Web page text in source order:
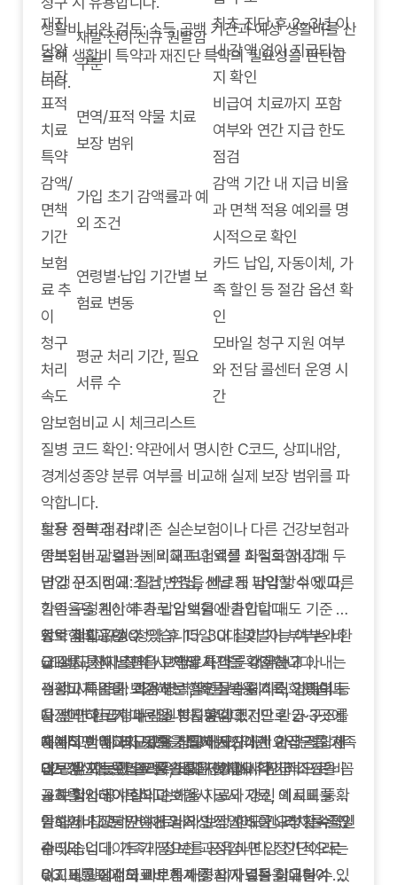
생활비 보완 검토: 소득 공백 기간과 예상 생활비를 산
출해 생활비 특약과 재진단 특약의 필요성을 판단합
니다.
재진
단암
보장
재발·전이·신규 원발암
구분
최초 진단 후 2~3년 이
내 감액 없이 지급되는
지 확인
표적
치료
특약
면역/표적 약물 치료
보장 범위
비급여 치료까지 포함
여부와 연간 지급 한도
점검
감액/
면책
기간
가입 초기 감액률과 예
외 조건
감액 기간 내 지급 비율
과 면책 적용 예외를 명
시적으로 확인
보험
료 추
이
연령별·납입 기간별 보
험료 변동
카드 납입, 자동이체, 가
족 할인 등 절감 옵션 확
인
청구
처리
속도
평균 처리 기간, 필요
서류 수
모바일 청구 지원 여부
와 전담 콜센터 운영 시
간
암보험비교 시 체크리스트
질병 코드 확인: 약관에서 명시한 C코드, 상피내암,
경계성종양 분류 여부를 비교해 실제 보장 범위를 파
악합니다.
보장 중복 점검: 기존 실손보험이나 다른 건강보험과
중복되는 담보는 제외해 보험료를 최적화합니다.
납입 구조 비교: 월납, 연납, 선납 등 납입 방식에 따른
할인율을 계산해 총 납입액을 산출합니다.
청약 철회 규정: 청약 후 15일 내 철회 가능 여부와 환
급 절차, 전자 청약 시 처리 시간을 확인합니다.
건강고지 준비: 과거 병력, 약물 복용 기록, 가족력 등
을 정리해 고지 누락을 방지합니다.
데이터 백업: 비교표와 상담 메모, 약관 요약본을 가족
과 공유 가능한 클라우드에 저장합니다.
활용 전략과 사례
암보험비교 결과는 비교표나 엑셀 파일로 저장해 두
면 갱신 시점에 조건 변경을 빠르게 파악할 수 있고,
가족 구성원이 추가로 암보험에 가입할 때도 기준 자
료로 재활용할 수 있습니다. 30대 맞벌이 부부는 비
교표를 통해 남편은 고액암 특약을 강화하고 아내는
생활비 특약을 보강해 보험료 상승을 최소화했습니
다. 반면 환급형과 갱신형을 혼합했지만 환급 구조를
충분히 이해하지 못한 가입자는 기대한 환급금을 제
대로 받지 못했으므로, 비교 단계에서 환급 조건을 꼼
꼼히 확인해야 합니다.
암보험비교 FAQ
Q1.비교사이트마다 보험료가 다른 이유는?
→ 각 사이트가 적용하는 할인율과 데이터 업데이트
시점이 다르기 때문입니다. 동일 조건으로 2~3곳에
서 비교한 뒤 평균값을 참고하세요.
Q2.갱신형 보험료 상승률은 어디서 확인하나요?
→ 보험사 공시실의 손해율 자료와 갱신 예시표를 확
인하거나 상담원에게 과거 인상 사례를 요청할 수 있
습니다.
Q3.비교표에 의료비 통계를 함께 넣는 이유는?
체계적인 비교와 기록을 통해 자신에게 가장 적합한
암보험 포트폴리오를 완성해 보세요. 주기적으로 비
교표를 업데이트하고 보험사 공시 자료, 의료비 통계
를 함께 참고하면 치료비와 보장 한도 간 격차를 줄일
수 있습니다. 가족과 정보를 공유하면 암 진단이라는
위기 상황에서도 빠르게 재정 의사결정을 내릴 수 있
암보험비교는 단순한 일회성 작업이 아니라 지속적인
관리와 업데이트가 필요한 과정입니다. 정기적으로
비교표를 점검하고 보험사 공시 자료를 참고하여 변